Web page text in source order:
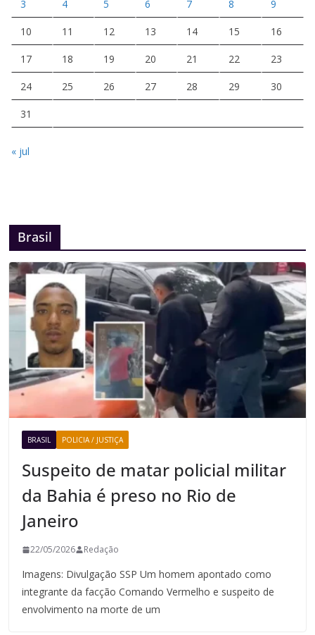
3 4 5 6 7 8 9
10 11 12 13 14 15 16
17 18 19 20 21 22 23
24 25 26 27 28 29 30
31
« jul
Brasil
BRASIL POLICIA / JUSTIÇA
Suspeito de matar policial militar
da Bahia é preso no Rio de
Janeiro
22/05/2026 Redação
Imagens: Divulgação SSP Um homem apontado como
integrante da facção Comando Vermelho e suspeito de
envolvimento na morte de um